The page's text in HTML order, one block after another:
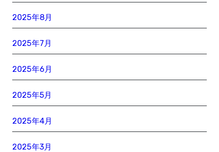
2025年8月
2025年7月
2025年6月
2025年5月
2025年4月
2025年3月